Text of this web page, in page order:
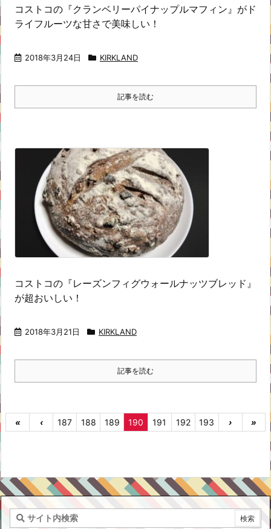
コストコの『クランベリーパイナップルマフィン』がド
ライフルーツな甘さで美味しい！
2018年3月24日 KIRKLAND
記事を読む
コストコの『レーズンフィグウォールナッツブレッド』
が超おいしい！
2018年3月21日 KIRKLAND
記事を読む
« ‹ 187 188 189 190 191 192 193 › »